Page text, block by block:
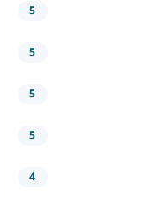
5
5
5
5
4